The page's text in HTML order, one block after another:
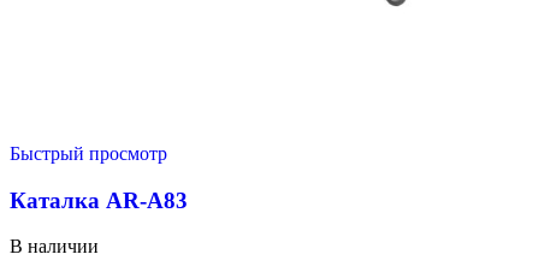
Быстрый просмотр
Каталка AR-A83
В наличии